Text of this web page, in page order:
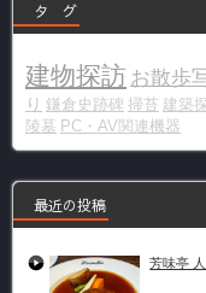
タ グ
建物探訪 お散歩
り 鎌倉史跡碑 掃苔 建築
陵墓 PC・AV関連機器
最近の投稿
芳味亭